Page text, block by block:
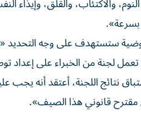
ستستهدف على وجه التحديد
تعمل لجنة من ⁠الخبراء على
اللجنة، أعتقد أنه يجب
مقترح قانوني هذا ‌الصيف».